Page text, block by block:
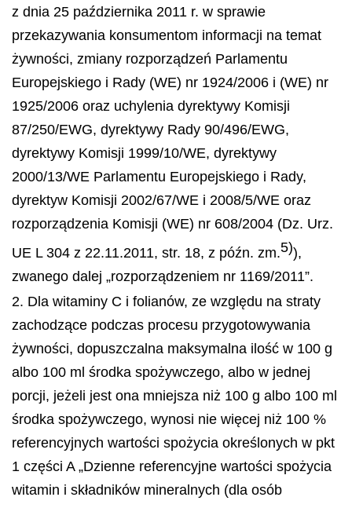
z dnia 25 października 2011 r. w sprawie
przekazywania konsumentom informacji na temat
żywności, zmiany rozporządzeń Parlamentu
Europejskiego i Rady (WE) nr 1924/2006 i (WE) nr
1925/2006 oraz uchylenia dyrektywy Komisji
87/250/EWG, dyrektywy Rady 90/496/EWG,
dyrektywy Komisji 1999/10/WE, dyrektywy
2000/13/WE Parlamentu Europejskiego i Rady,
dyrektyw Komisji 2002/67/WE i 2008/5/WE oraz
rozporządzenia Komisji (WE) nr 608/2004 (Dz. Urz.
UE L 304 z 22.11.2011, str. 18, z późn. zm.5)),
zwanego dalej „rozporządzeniem nr 1169/2011”.
2. Dla witaminy C i folianów, ze względu na straty
zachodzące podczas procesu przygotowywania
żywności, dopuszczalna maksymalna ilość w 100 g
albo 100 ml środka spożywczego, albo w jednej
porcji, jeżeli jest ona mniejsza niż 100 g albo 100 ml
środka spożywczego, wynosi nie więcej niż 100 %
referencyjnych wartości spożycia określonych w pkt
1 części A „Dzienne referencyjne wartości spożycia
witamin i składników mineralnych (dla osób